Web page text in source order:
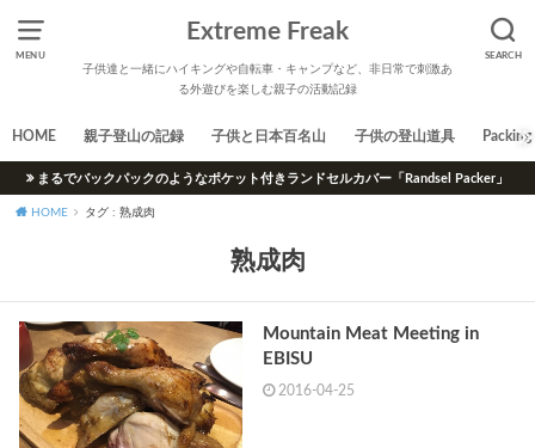
MENU SEARCH
Extreme Freak
子供達と一緒にハイキングや自転車・キャンプなど、非日常で刺激あ
る外遊びを楽しむ親子の活動記録
HOME 親子登山の記録 子供と日本百名山 子供の登山道具 Packing
まるでバックパックのようなポケット付きランドセルカバー「Randsel Packer」
HOME タグ : 熟成肉
熟成肉
Mountain Meat Meeting in
EBISU
2016-04-25